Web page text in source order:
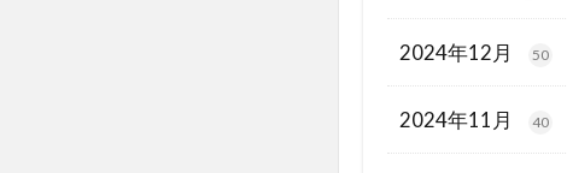
2024年12月 50
2024年11月 40